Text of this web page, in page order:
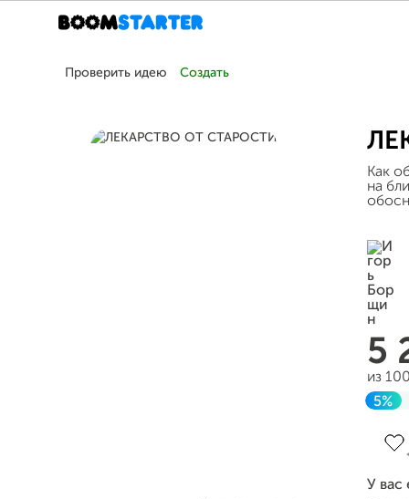
Проверить идею Создать
Как
на
5
из
5%
У вас